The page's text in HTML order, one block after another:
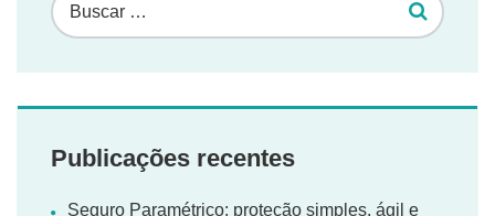
Publicações recentes
Seguro Paramétrico: proteção simples, ágil e